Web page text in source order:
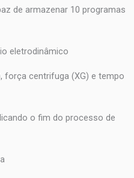
de armazenar 10 programas
eletrodinâmico
força centrifuga (XG) e tempo
o fim do processo de